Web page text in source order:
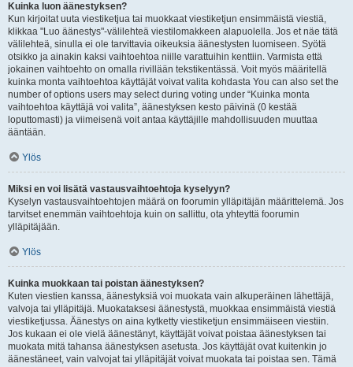
Kuinka luon äänestyksen?
Kun kirjoitat uuta viestiketjua tai muokkaat viestiketjun ensimmäistä viestiä,
klikkaa "Luo äänestys"-välilehteä viestilomakkeen alapuolella. Jos et näe tätä
välilehteä, sinulla ei ole tarvittavia oikeuksia äänestysten luomiseen. Syötä
otsikko ja ainakin kaksi vaihtoehtoa niille varattuihin kenttiin. Varmista että
jokainen vaihtoehto on omalla rivillään tekstikentässä. Voit myös määritellä
kuinka monta vaihtoehtoa käyttäjät voivat valita kohdasta You can also set the
number of options users may select during voting under “Kuinka monta
vaihtoehtoa käyttäjä voi valita”, äänestyksen kesto päivinä (0 kestää
loputtomasti) ja viimeisenä voit antaa käyttäjille mahdollisuuden muuttaa
ääntään.
Ylös
Miksi en voi lisätä vastausvaihtoehtoja kyselyyn?
Kyselyn vastausvaihtoehtojen määrä on foorumin ylläpitäjän määrittelemä. Jos
tarvitset enemmän vaihtoehtoja kuin on sallittu, ota yhteyttä foorumin
ylläpitäjään.
Ylös
Kuinka muokkaan tai poistan äänestyksen?
Kuten viestien kanssa, äänestyksiä voi muokata vain alkuperäinen lähettäjä,
valvoja tai ylläpitäjä. Muokataksesi äänestystä, muokkaa ensimmäistä viestiä
viestiketjussa. Äänestys on aina kytketty viestiketjun ensimmäiseen viestiin.
Jos kukaan ei ole vielä äänestänyt, käyttäjät voivat poistaa äänestyksen tai
muokata mitä tahansa äänestyksen asetusta. Jos käyttäjät ovat kuitenkin jo
äänestäneet, vain valvojat tai ylläpitäjät voivat muokata tai poistaa sen. Tämä